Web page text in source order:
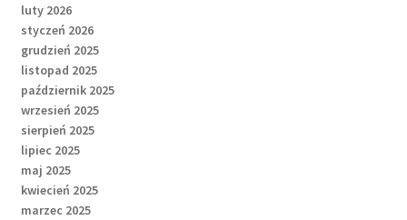
luty 2026
styczeń 2026
grudzień 2025
listopad 2025
październik 2025
wrzesień 2025
sierpień 2025
lipiec 2025
maj 2025
kwiecień 2025
marzec 2025